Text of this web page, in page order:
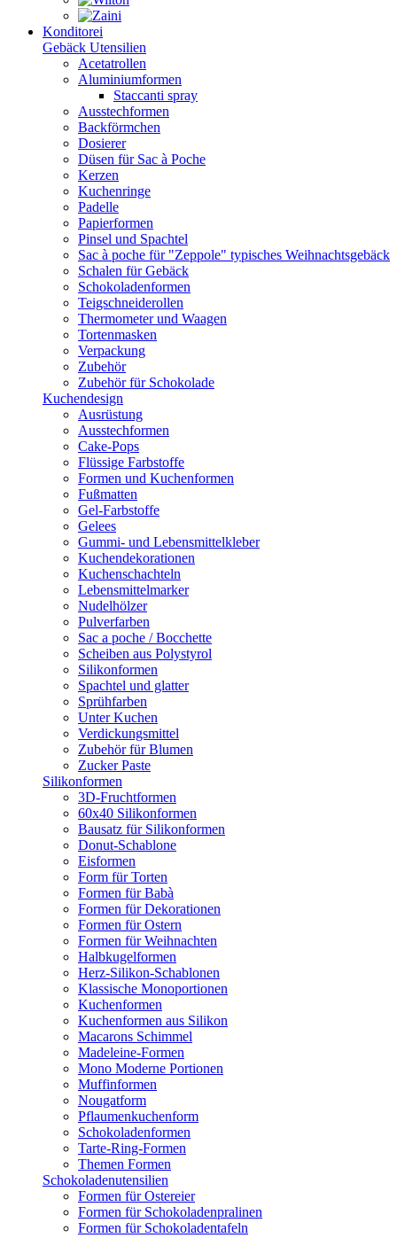
Konditorei
Gebäck Utensilien
Acetatrollen
Aluminiumformen
Staccanti spray
Ausstechformen
Backförmchen
Dosierer
Düsen für Sac à Poche
Kerzen
Kuchenringe
Padelle
Papierformen
Pinsel und Spachtel
Sac à poche für "Zeppole" typisches Weihnachtsgebäck
Schalen für Gebäck
Schokoladenformen
Teigschneiderollen
Thermometer und Waagen
Tortenmasken
Verpackung
Zubehör
Zubehör für Schokolade
Kuchendesign
Ausrüstung
Ausstechformen
Cake-Pops
Flüssige Farbstoffe
Formen und Kuchenformen
Fußmatten
Gel-Farbstoffe
Gelees
Gummi- und Lebensmittelkleber
Kuchendekorationen
Kuchenschachteln
Lebensmittelmarker
Nudelhölzer
Pulverfarben
Sac a poche / Bocchette
Scheiben aus Polystyrol
Silikonformen
Spachtel und glatter
Sprühfarben
Unter Kuchen
Verdickungsmittel
Zubehör für Blumen
Zucker Paste
Silikonformen
3D-Fruchtformen
60x40 Silikonformen
Bausatz für Silikonformen
Donut-Schablone
Eisformen
Form für Torten
Formen für Babà
Formen für Dekorationen
Formen für Ostern
Formen für Weihnachten
Halbkugelformen
Herz-Silikon-Schablonen
Klassische Monoportionen
Kuchenformen
Kuchenformen aus Silikon
Macarons Schimmel
Madeleine-Formen
Mono Moderne Portionen
Muffinformen
Nougatform
Pflaumenkuchenform
Schokoladenformen
Tarte-Ring-Formen
Themen Formen
Schokoladenutensilien
Formen für Ostereier
Formen für Schokoladenpralinen
Formen für Schokoladentafeln